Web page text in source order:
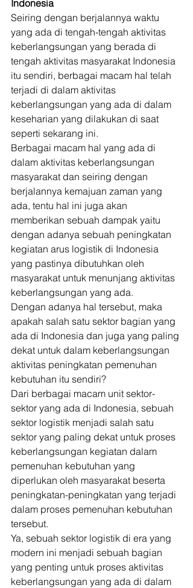
Indonesia
Seiring dengan berjalannya waktu
yang ada di tengah-tengah aktivitas
keberlangsungan yang berada di
tengah aktivitas masyarakat Indonesia
itu sendiri, berbagai macam hal telah
terjadi di dalam aktivitas
keberlangsungan yang ada di dalam
keseharian yang dilakukan di saat
seperti sekarang ini.
Berbagai macam hal yang ada di
dalam aktivitas keberlangsungan
masyarakat dan seiring dengan
berjalannya kemajuan zaman yang
ada, tentu hal ini juga akan
memberikan sebuah dampak yaitu
dengan adanya sebuah peningkatan
kegiatan arus logistik di Indonesia
yang pastinya dibutuhkan oleh
masyarakat untuk menunjang aktivitas
keberlangsungan yang ada.
Dengan adanya hal tersebut, maka
apakah salah satu sektor bagian yang
ada di Indonesia dan juga yang paling
dekat untuk dalam keberlangsungan
aktivitas peningkatan pemenuhan
kebutuhan itu sendiri?
Dari berbagai macam unit sektor-
sektor yang ada di Indonesia, sebuah
sektor logistik menjadi salah satu
sektor yang paling dekat untuk proses
keberlangsungan kegiatan dalam
pemenuhan kebutuhan yang
diperlukan oleh masyarakat beserta
peningkatan-peningkatan yang terjadi
dalam proses pemenuhan kebutuhan
tersebut.
Ya, sebuah sektor logistik di era yang
modern ini menjadi sebuah bagian
yang penting untuk proses aktivitas
keberlangsungan yang ada di dalam